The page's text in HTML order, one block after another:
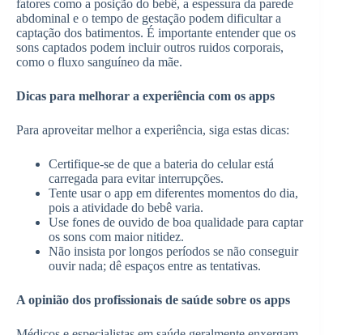
fatores como a posição do bebê, a espessura da parede
abdominal e o tempo de gestação podem dificultar a
captação dos batimentos. É importante entender que os
sons captados podem incluir outros ruidos corporais,
como o fluxo sanguíneo da mãe.
Dicas para melhorar a experiência com os apps
Para aproveitar melhor a experiência, siga estas dicas:
Certifique-se de que a bateria do celular está
carregada para evitar interrupções.
Tente usar o app em diferentes momentos do dia,
pois a atividade do bebê varia.
Use fones de ouvido de boa qualidade para captar
os sons com maior nitidez.
Não insista por longos períodos se não conseguir
ouvir nada; dê espaços entre as tentativas.
A opinião dos profissionais de saúde sobre os apps